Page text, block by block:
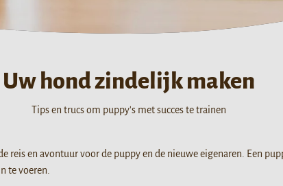
Uw hond zindelijk maken
Tips en trucs om puppy's met succes te trainen
reis en avontuur voor de puppy en de nieuwe eigenaren. Een
te voeren.